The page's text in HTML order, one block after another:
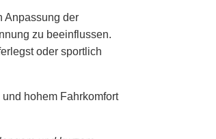
Anpassung der
zu beeinflussen.
oder sportlich
hohem Fahrkomfort